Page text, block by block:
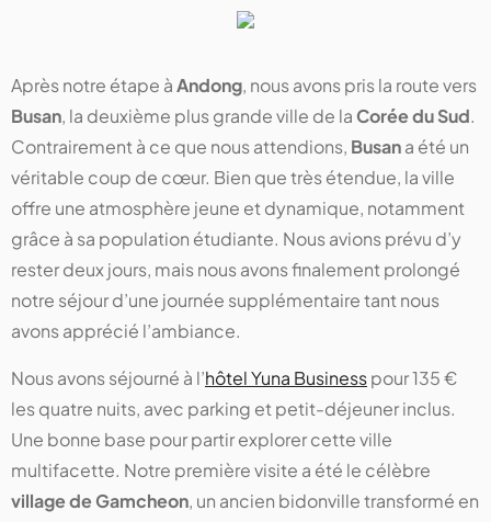
Après notre étape àAndong, nous avons pris la route vers
Busan, la deuxième plus grande ville de la Corée du Sud.
Contrairement à ce que nous attendions, Busana été un
véritable coup de cœur. Bien que très étendue, la ville
offre une atmosphère jeune et dynamique, notamment
grâce à sa population étudiante. Nous avions prévu d’y
rester deux jours, mais nous avons finalement prolongé
notre séjour d’une journée supplémentaire tant nous
avons apprécié l’ambiance.
Nous avons séjourné à l’hôtel Yuna Businesspour 135 €
les quatre nuits, avec parking et petit-déjeuner inclus.
Une bonne base pour partir explorer cette ville
multifacette. Notre première visite a été le célèbre
village de Gamcheon, un ancien bidonville transformé en